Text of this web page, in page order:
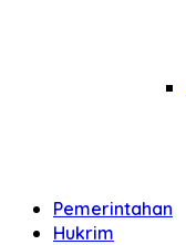
Pemerintahan
Hukrim